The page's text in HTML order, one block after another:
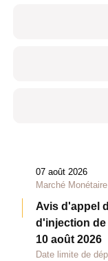
07 août 2026
Marché Monétaire
Avis d'appel
d'injection de
10 août 2026
Date limite de